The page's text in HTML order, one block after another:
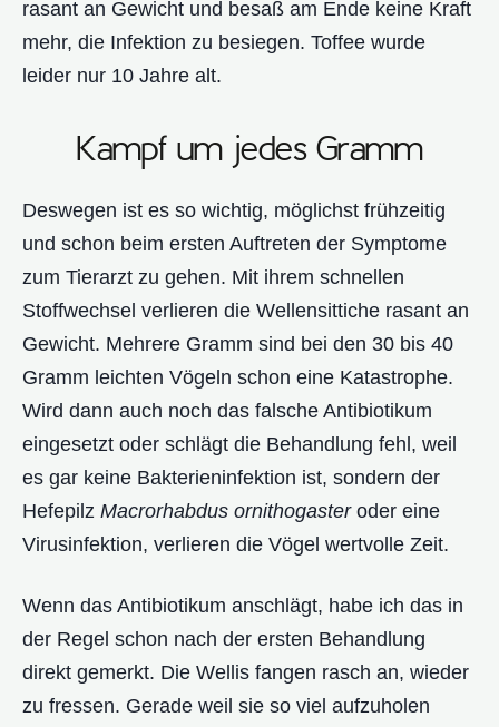
rasant an Gewicht und besaß am Ende keine Kraft
mehr, die Infektion zu besiegen. Toffee wurde
leider nur 10 Jahre alt.
Kampf um jedes Gramm
Deswegen ist es so wichtig, möglichst frühzeitig
und schon beim ersten Auftreten der Symptome
zum Tierarzt zu gehen. Mit ihrem schnellen
Stoffwechsel verlieren die Wellensittiche rasant an
Gewicht. Mehrere Gramm sind bei den 30 bis 40
Gramm leichten Vögeln schon eine Katastrophe.
Wird dann auch noch das falsche Antibiotikum
eingesetzt oder schlägt die Behandlung fehl, weil
es gar keine Bakterieninfektion ist, sondern der
Hefepilz Macrorhabdus ornithogasteroder eine
Virusinfektion, verlieren die Vögel wertvolle Zeit.
Wenn das Antibiotikum anschlägt, habe ich das in
der Regel schon nach der ersten Behandlung
direkt gemerkt. Die Wellis fangen rasch an, wieder
zu fressen. Gerade weil sie so viel aufzuholen